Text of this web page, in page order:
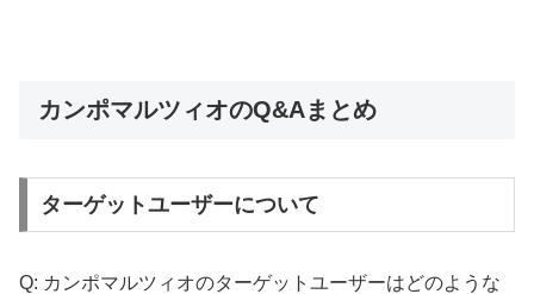
カンポマルツィオのQ&Aまとめ
ターゲットユーザーについて
Q: カンポマルツィオのターゲットユーザーはどのような